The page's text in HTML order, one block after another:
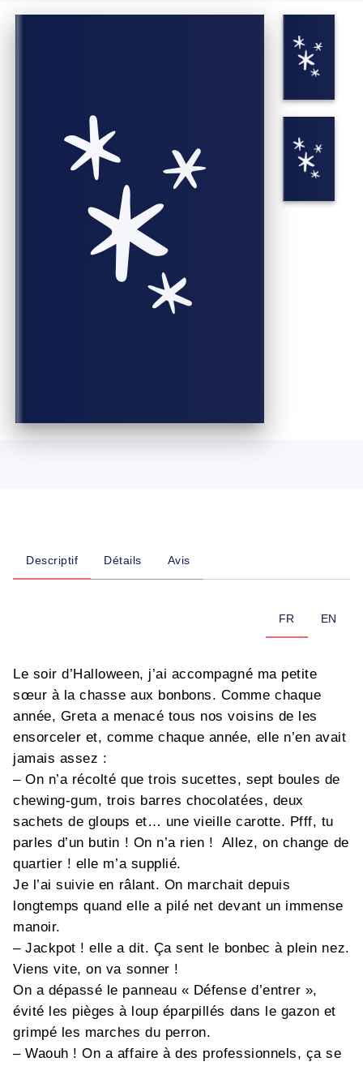
Descriptif Détails Avis
FR EN
Le soir d’Halloween, j’ai accompagné ma petite
sœur à la chasse aux bonbons. Comme chaque
année, Greta a menacé tous nos voisins de les
ensorceler et, comme chaque année, elle n’en avait
jamais assez :
– On n’a récolté que trois sucettes, sept boules de
chewing-gum, trois barres chocolatées, deux
sachets de gloups et… une vieille carotte. Pfff, tu
parles d’un butin ! On n’a rien ! Allez, on change de
quartier ! elle m’a supplié.
Je l’ai suivie en râlant. On marchait depuis
longtemps quand elle a pilé net devant un immense
manoir.
– Jackpot ! elle a dit. Ça sent le bonbec à plein nez.
Viens vite, on va sonner !
On a dépassé le panneau « Défense d’entrer »,
évité les pièges à loup éparpillés dans le gazon et
grimpé les marches du perron.
– Waouh ! On a affaire à des professionnels, ça se